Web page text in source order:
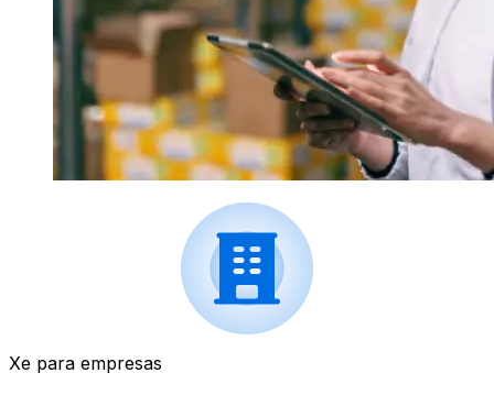
Xe para empresas